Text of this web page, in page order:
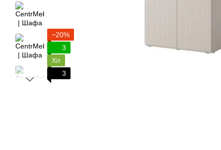
−20%
3
Хіт
3